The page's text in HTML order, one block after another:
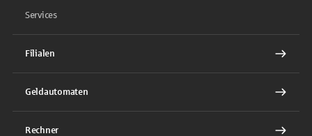
Services
Filialen
Geldautomaten
Rechner